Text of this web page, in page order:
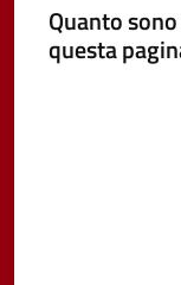
Amministrazione
Quanto
questa